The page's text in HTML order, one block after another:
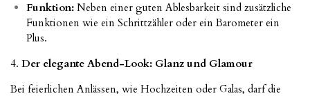
Funktion:Neben einer guten Ablesbarkeit sind zusätzliche
Funktionen wie ein Schrittzähler oder ein Barometer ein
Plus.
4. Der elegante Abend-Look: Glanz und Glamour
Bei feierlichen Anlässen, wie Hochzeiten oder Galas, darf die